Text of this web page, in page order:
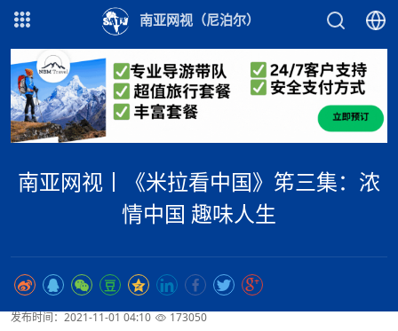
南亚网视（尼泊尔）
南亚网视丨《米拉看中国》笫三集：浓
情中国 趣味人生
发布时间：2021-11-01 04:10 173050